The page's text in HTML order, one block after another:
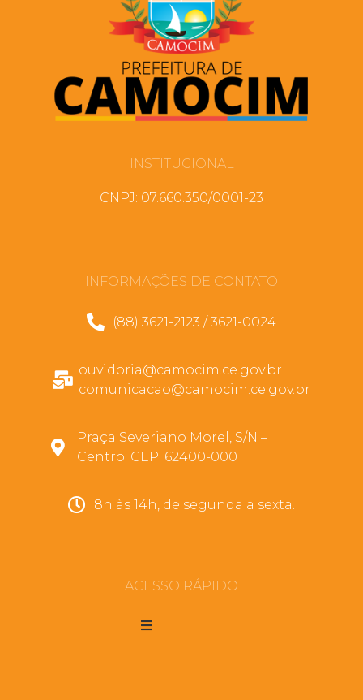
INSTITUCIONAL
CNPJ: 07.660.350/0001-23
INFORMAÇÕES DE CONTATO
(88) 3621-2123 / 3621-0024
ouvidoria@camocim.ce.gov.br
comunicacao@camocim.ce.gov.br
Praça Severiano Morel, S/N –
Centro. CEP: 62400-000
8h às 14h, de segunda a sexta.
ACESSO RÁPIDO